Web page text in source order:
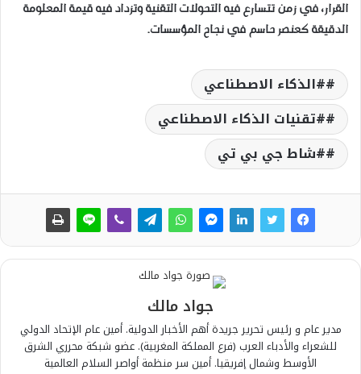
القرار، في زمن تتسارع فيه التحولات التقنية وتزداد فيه قيمة المعلومة
الدقيقة كعنصر حاسم في نجاح المؤسسات.
#الذكاء الاصطناعي
#تقنيات الذكاء الاصطناعي
#شاط جي بي تي
جواد مالك
مدير عام و رئيس تحرير جريدة أهم الأخبار الدولية. أمين عام الإتحاد الدولي
للشعراء والأدباء العرب (فرع المملكة المغربية). عضو شبكة محرري الشرق
الأوسط وشمال إفريقيا. أمين سر منظمة أواصر السلام العالمية